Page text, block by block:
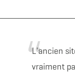
L'ancien
vraiment